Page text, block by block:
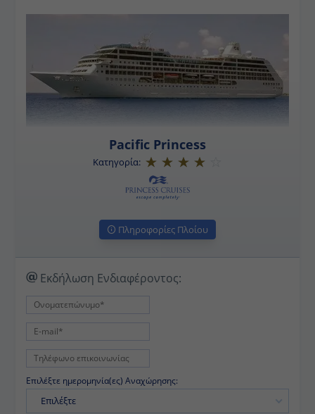
Pacific Princess
Κατηγορία:
Πληροφορίες Πλοίου
Εκδήλωση Ενδιαφέροντος:
Επιλέξτε ημερομηνία(ες) Αναχώρησης:
Επιλέξτε